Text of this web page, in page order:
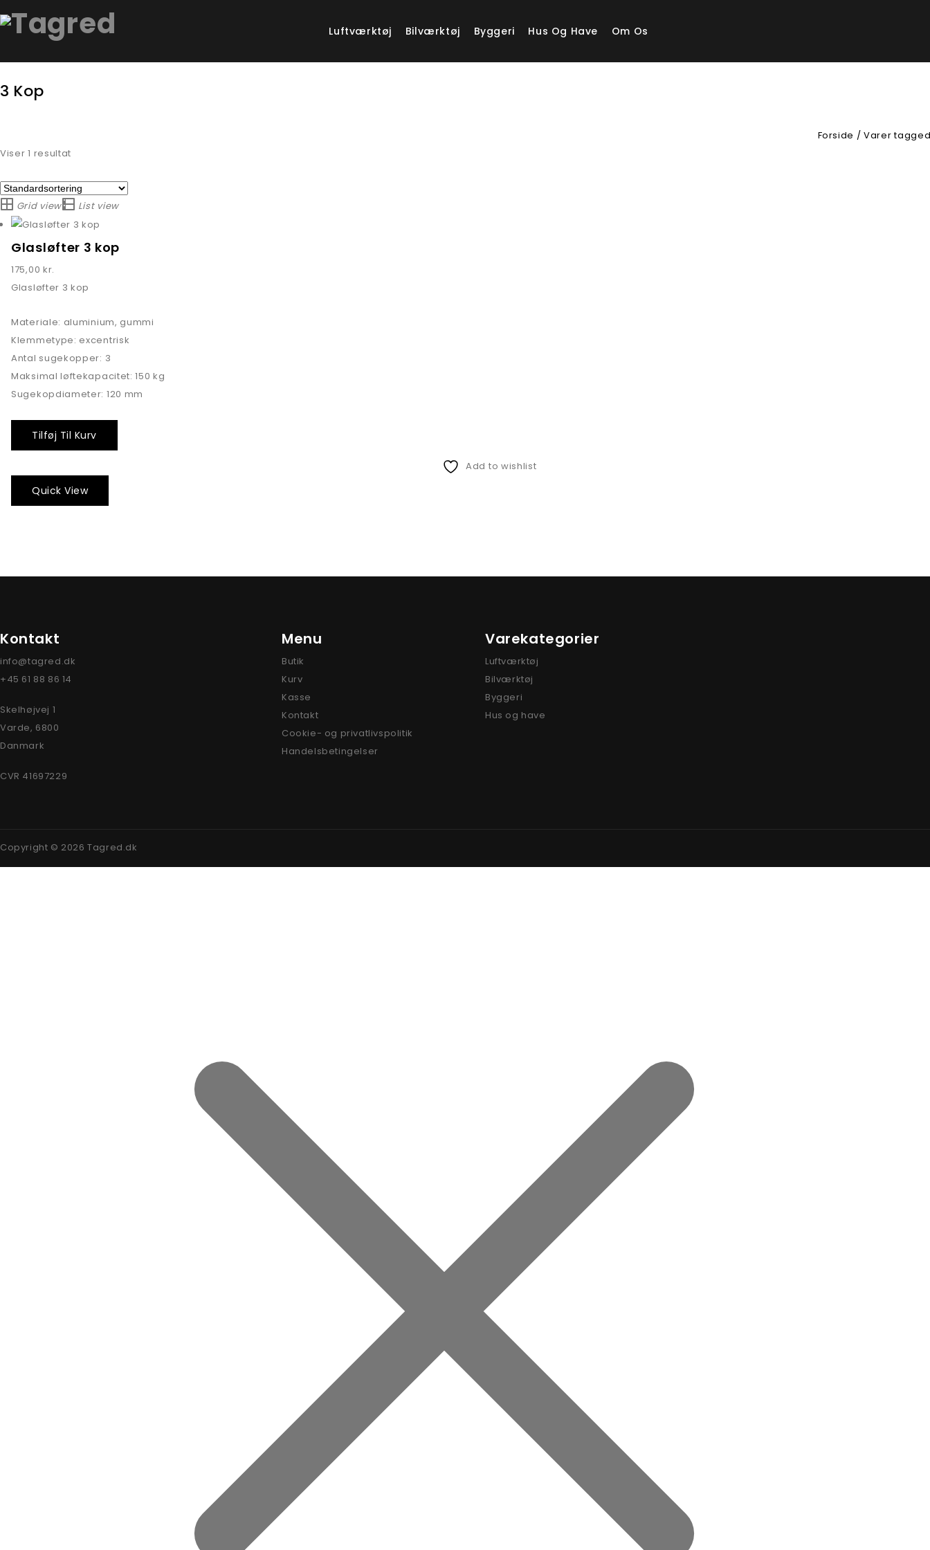
Luftværktøj Bilværktøj Byggeri Hus Og Have Om Os
3 Kop
Forside / Varer tagged
Viser 1 resultat
Grid view List view
Glasløfter 3 kop
175,00 kr.
Glasløfter 3 kop
Materiale: aluminium, gummi
Klemmetype: excentrisk
Antal sugekopper: 3
Maksimal løftekapacitet: 150 kg
Sugekopdiameter: 120 mm
Tilføj Til Kurv
Add to wishlist
Quick View
Kontakt
info@tagred.dk
+45 61 88 86 14
Skelhøjvej 1
Varde, 6800
Danmark
CVR 41697229
Menu
Butik
Kurv
Kasse
Kontakt
Cookie- og privatlivspolitik
Handelsbetingelser
Varekategorier
Luftværktøj
Bilværktøj
Byggeri
Hus og have
Copyright © 2026 Tagred.dk